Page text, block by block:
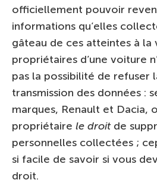
officiellement pouvoir
informations qu’elles
gâteau de ces atteintes à la
propriétaires d’une voiture
pas la possibilité de refuser
transmission des données :
marques, Renault et Dacia,
propriétaire le droitde
personnelles collectées ;
si facile de savoir si vous
droit.